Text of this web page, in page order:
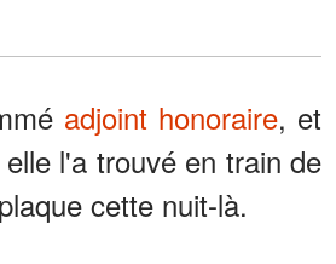
adjoint honoraire, et
l'a trouvé en train de
cette nuit-là.